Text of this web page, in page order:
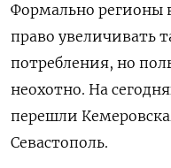
Формально регионы
право увеличивать
потребления, но
неохотно. На
перешли
Севастополь.